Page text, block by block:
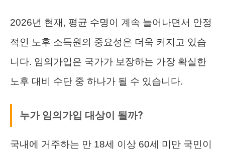
2026년 현재, 평균 수명이 계속 늘어나면서 안정
적인 노후 소득원의 중요성은 더욱 커지고 있습
니다. 임의가입은 국가가 보장하는 가장 확실한
노후 대비 수단 중 하나가 될 수 있습니다.
누가 임의가입 대상이 될까?
국내에 거주하는 만 18세 이상 60세 미만 국민이